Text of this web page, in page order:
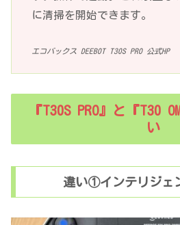
に清掃を開始できます。
エコバックス DEEBOT T30S PRO 公式HP
『T30S PRO』と『T30
い
違い①インテリジェ